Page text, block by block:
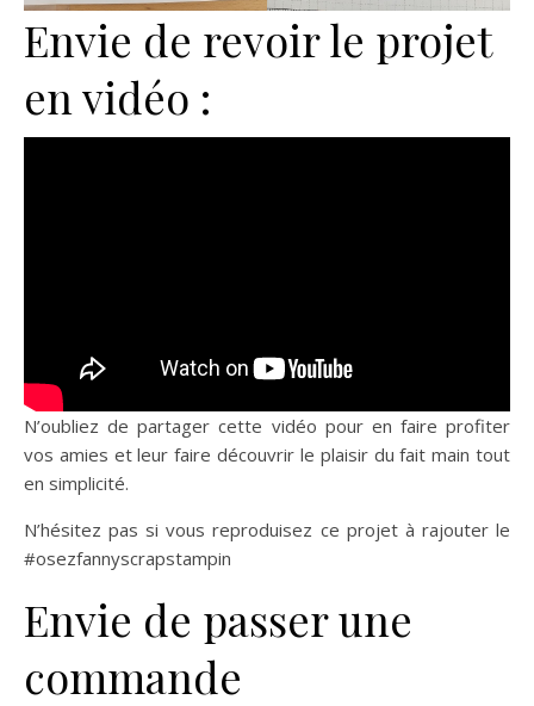
Envie de revoir le projet
en vidéo :
N’oubliez de partager cette vidéo pour en faire profiter
vos amies et leur faire découvrir le plaisir du fait main tout
en simplicité.
N’hésitez pas si vous reproduisez ce projet à rajouter le
#osezfannyscrapstampin
Envie de passer une
commande